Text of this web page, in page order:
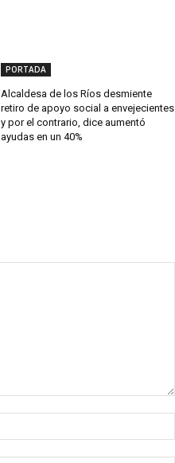
PORTADA
Alcaldesa de los Ríos desmiente
retiro de apoyo social a envejecientes
y por el contrario, dice aumentó
ayudas en un 40%